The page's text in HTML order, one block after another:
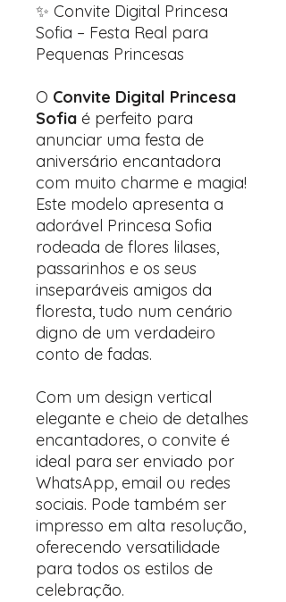
✨ Convite Digital Princesa
Sofia – Festa Real para
Pequenas Princesas
O Convite Digital Princesa
Sofia é perfeito para
anunciar uma festa de
aniversário encantadora
com muito charme e magia!
Este modelo apresenta a
adorável Princesa Sofia
rodeada de flores lilases,
passarinhos e os seus
inseparáveis amigos da
floresta, tudo num cenário
digno de um verdadeiro
conto de fadas.
Com um design vertical
elegante e cheio de detalhes
encantadores, o convite é
ideal para ser enviado por
WhatsApp, email ou redes
sociais. Pode também ser
impresso em alta resolução,
oferecendo versatilidade
para todos os estilos de
celebração.